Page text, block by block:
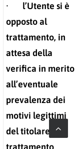
· l’Utente si è
opposto al
trattamento, in
attesa della
verifica in merito
all’eventuale
prevalenza dei
motivi legittimi
del titolare del
trattamento